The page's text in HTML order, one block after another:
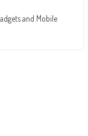
and Mobile